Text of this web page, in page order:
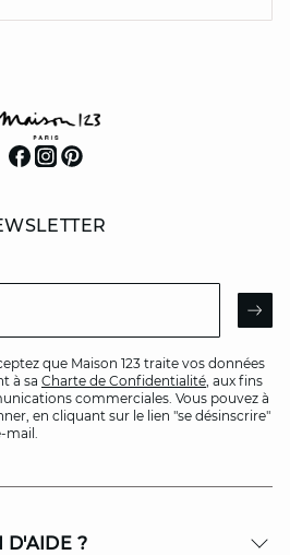
que Maison 123 traite vos données
à sa Charte de Confidentialité, aux fins
commerciales. Vous pouvez à
en cliquant sur le lien "se désinscrire"
mail.
D'AIDE ?